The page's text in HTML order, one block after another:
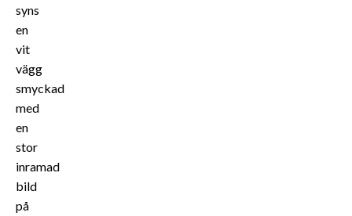
syns
en
vit
vägg
smyckad
med
en
stor
inramad
bild
på